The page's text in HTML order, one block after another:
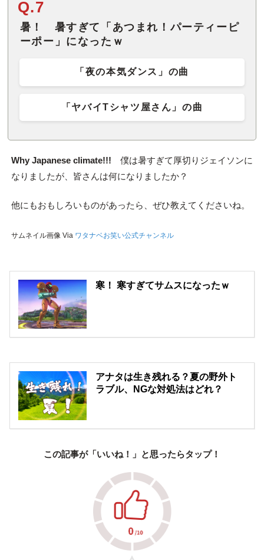
Q.7
暑！ 暑すぎて「あつまれ！パーティーピ
ーポー」になったｗ
「夜の本気ダンス」の曲
「ヤバイTシャツ屋さん」の曲
Why Japanese climate!!! 僕は暑すぎて厚切りジェイソンに
なりましたが、皆さんは何になりましたか？
他にもおもしろいものがあったら、ぜひ教えてくださいね。
サムネイル画像 Via ワタナベお笑い公式チャンネル
寒！ 寒すぎてサムスになったｗ
アナタは生き残れる？夏の野外ト
ラブル、NGな対処法はどれ？
この記事が「いいね！」と思ったらタップ！